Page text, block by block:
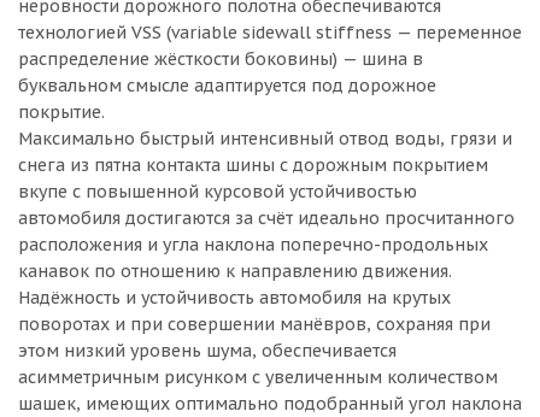
неровности дорожного полотна обеспечиваются
технологией VSS (variable sidewall stiffness — переменное
распределение жёсткости боковины) — шина в
буквальном смысле адаптируется под дорожное
покрытие.
Максимально быстрый интенсивный отвод воды, грязи и
снега из пятна контакта шины с дорожным покрытием
вкупе с повышенной курсовой устойчивостью
автомобиля достигаются за счёт идеально просчитанного
расположения и угла наклона поперечно-продольных
канавок по отношению к направлению движения.
Надёжность и устойчивость автомобиля на крутых
поворотах и при совершении манёвров, сохраняя при
этом низкий уровень шума, обеспечивается
асимметричным рисунком с увеличенным количеством
шашек, имеющих оптимально подобранный угол наклона